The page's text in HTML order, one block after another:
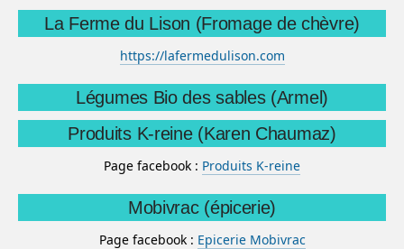
La Ferme du Lison (Fromage de chèvre)
https://lafermedulison.com
Légumes Bio des sables (Armel)
Produits K-reine (Karen Chaumaz)
Page facebook : Produits K-reine
Mobivrac (épicerie)
Page facebook : Epicerie Mobivrac